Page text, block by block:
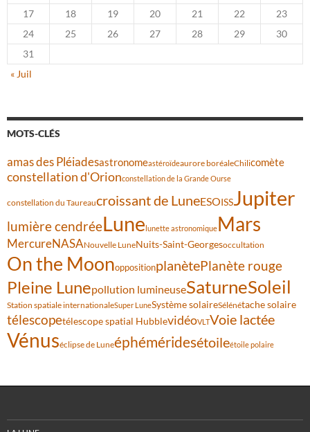
17
18 19 20 21 22
23
24
25 26 27 28 29
30
31
« Juil
MOTS-CLÉS
amas des Pléiadesastronomeastéroïdeaurore boréaleChilicomète
constellation d'Orionconstellation de la Grande Ourse
constellation du Taureaucroissant de LuneESOISSJupiter
lumière cendréeLunelunette astronomiqueMars
MercureNASANouvelle LuneNuits-Saint-Georgesoccultation
On the MoonoppositionplanètePlanète rouge
Pleine Lunepollution lumineuseSaturneSoleil
Station spatiale internationaleSuper LuneSystème solaireSélénétache solaire
télescopetélescope spatial HubblevidéoVLTVoie lactée
Vénuséclipse de Luneéphéméridesétoileétoile polaire